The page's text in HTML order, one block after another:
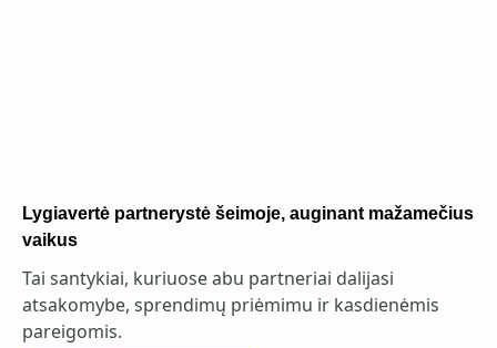
Lygiavertė partnerystė šeimoje, auginant mažamečius
vaikus
Tai santykiai, kuriuose abu partneriai dalijasi
atsakomybe, sprendimų priėmimu ir kasdienėmis
pareigomis.